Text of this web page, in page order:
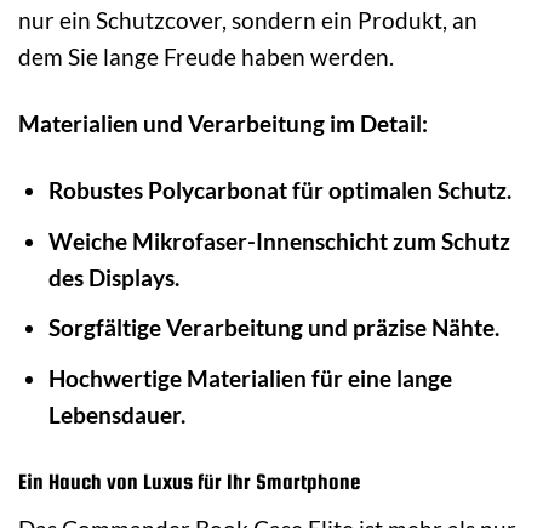
nur ein Schutzcover, sondern ein Produkt, an
dem Sie lange Freude haben werden.
Materialien und Verarbeitung im Detail:
Robustes Polycarbonat für optimalen Schutz.
Weiche Mikrofaser-Innenschicht zum Schutz
des Displays.
Sorgfältige Verarbeitung und präzise Nähte.
Hochwertige Materialien für eine lange
Lebensdauer.
Ein Hauch von Luxus für Ihr Smartphone